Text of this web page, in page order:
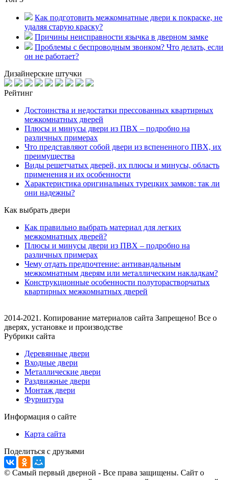
Как подготовить межкомнатные двери к покраске, не
удаляя старую краску?
Причины неисправности язычка в дверном замке
Проблемы с беспроводным звонком? Что делать, если
он не работает?
Дизайнерские штучки
Рейтинг
Достоинства и недостатки прессованных квартирных
межкомнатных дверей
Плюсы и минусы двери из ПВХ – подробно на
различных примерах
Что представляют собой двери из вспененного ПВХ, их
преимущества
Виды решетчатых дверей, их плюсы и минусы, область
применения и их особенности
Характеристика оригинальных турецких замков: так ли
они надежны?
Как выбрать двери
Как правильно выбрать материал для легких
межкомнатных дверей?
Плюсы и минусы двери из ПВХ – подробно на
различных примерах
Чему отдать предпочтение: антивандальным
межкомнатным дверям или металлическим накладкам?
Конструкционные особенности полуторастворчатых
квартирных межкомнатных дверей
2014-2021. Копирование материалов сайта Запрещено! Все о
дверях, установке и производстве
Рубрики сайта
Деревянные двери
Входные двери
Металлические двери
Раздвижные двери
Монтаж двери
Фурнитура
Информация о сайте
Карта сайта
Поделиться с друзьями
© Самый первый дверной - Все права защищены. Сайт о